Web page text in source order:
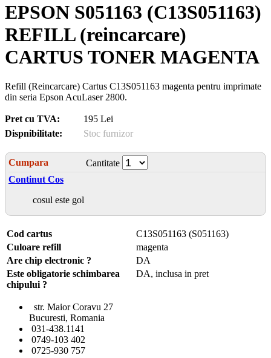
EPSON S051163 (C13S051163)
REFILL (reincarcare)
CARTUS TONER MAGENTA
Refill (Reincarcare) Cartus C13S051163 magenta pentru imprimate
din seria Epson AcuLaser 2800.
Pret cu TVA:
195 Lei
Dispnibilitate:
Stoc furnizor
Cumpara
Cantitate
Continut Cos
cosul este gol
Cod cartus
C13S051163 (S051163)
Culoare refill
magenta
Are chip electronic ?
DA
Este obligatorie schimbarea
chipului ?
DA, inclusa in pret
str. Maior Coravu 27
Bucuresti, Romania
031-438.1141
0749-103 402
0725-930 757